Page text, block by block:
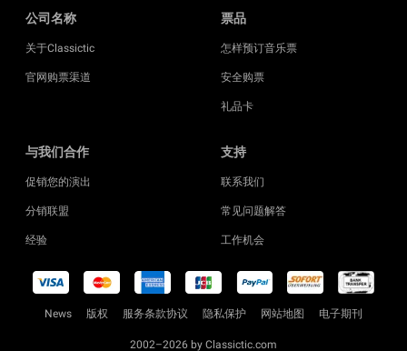
公司名称
关于Classictic
官网购票渠道
票品
怎样预订音乐票
安全购票
礼品卡
与我们合作
促销您的演出
分销联盟
经验
支持
联系我们
常见问题解答
工作机会
News 版权 服务条款协议 隐私保护 网站地图 电子期刊
2002–2026 by Classictic.com